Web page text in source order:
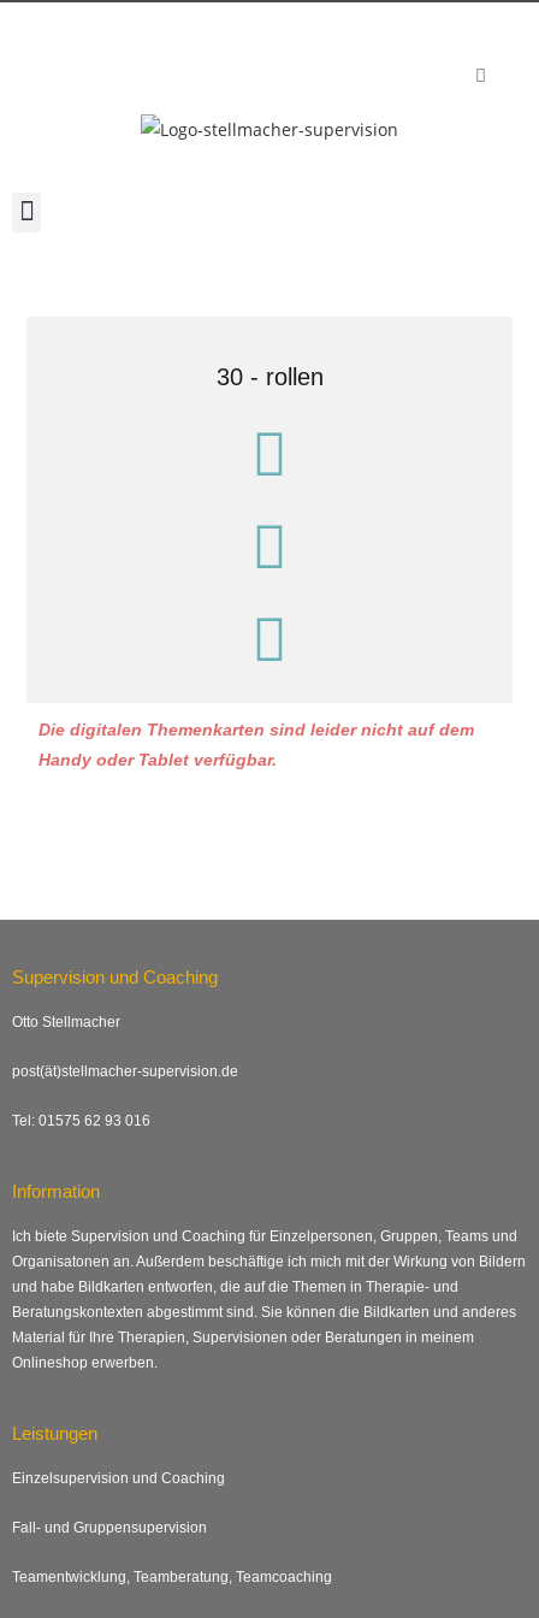
30 - rollen
Die digitalen Themenkarten sind leider nicht auf dem
Handy oder Tablet verfügbar.
Supervision und Coaching
Otto Stellmacher
post(ät)stellmacher-supervision.de
Tel: 01575 62 93 016
Information
Ich biete Supervision und Coaching für Einzelpersonen, Gruppen, Teams und
Organisatonen an. Außerdem beschäftige ich mich mit der Wirkung von Bildern
und habe Bildkarten entworfen, die auf die Themen in Therapie- und
Beratungskontexten abgestimmt sind. Sie können die Bildkarten und anderes
Material für Ihre Therapien, Supervisionen oder Beratungen in meinem
Onlineshop erwerben.
Leistungen
Einzelsupervision und Coaching
Fall- und Gruppensupervision
Teamentwicklung, Teamberatung, Teamcoaching